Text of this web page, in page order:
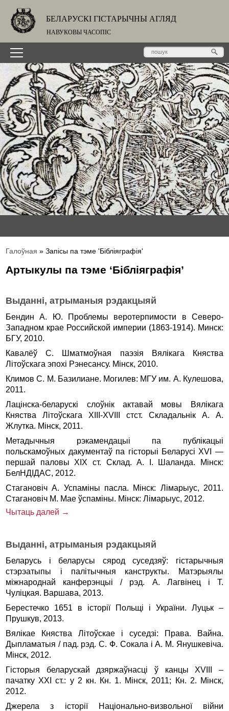
БЕЛАРУСКІ ГІСТАРЫЧНЫ АГЛЯД
НАВУКОВЫ ЧАСОПІС
Галоўная » Запісы па тэме 'Бібліяграфія'
Артыкулы па тэме ‘Бібліяграфія’
Выданні, атрыманыя рэдакцыяй
Бендин А. Ю. Проблемы веротерпимости в Северо-
Западном крае Российской империи (1863-1914). Минск:
БГУ, 2010.
Кавалёў С. Шматмоўная паэзія Вялікага Княства
Літоўскага эпохі Рэнесансу. Мінск, 2010.
Климов С. М. Базилиане. Могилев: МГУ им. А. Кулешова,
2011.
Лацінска-беларускі слоўнік актавай мовы Вялікага
Княства Літоўскага ХІІІ-ХVІІІ стст. Складальнік А. А.
Жлутка. Мінск, 2011.
Метадычныя рэкамендацыі па публікацыі
польскамоўных дакументаў па гісторыі Беларусі ХVІ —
першай паловы ХІХ ст. Склад. А. І. Шаланда. Мінск:
БелНДІДАС, 2012.
Стагановіч А. Успаміны пасла. Мінск: Лімарыус, 2011.
Стагановіч М. Мае ўспаміны. Мінск: Лімарыус, 2012.
Чытаць далей →
Выданні, атрыманыя рэдакцыяй
Беларусь і беларусы сярод суседзяў: гістарычныя
стэрэатыпы і палітычныя канструкты. Матэрыялы
міжнароднай канферэнцыі / рэд. А. Лагвінец і Т.
Чуліцкая. Варшава, 2013.
Берестечко 1651 в історії Польщі і України. Луцьк –
Прушкув, 2013.
Вялікае Княства Літоўскае і суседзі: Права. Вайна.
Дыпламатыя / пад. рэд. С. Ф. Сокала і А. М. Янушкевіча.
Мінск, 2012.
Гісторыя беларускай дзяржаўнасці ў канцы ХVІІІ –
пачатку ХХІ ст.: у 2 кн. Кн. 1. Мінск, 2011; Кн. 2. Мінск,
2012.
Джерела з історії Національно-визвольної війни